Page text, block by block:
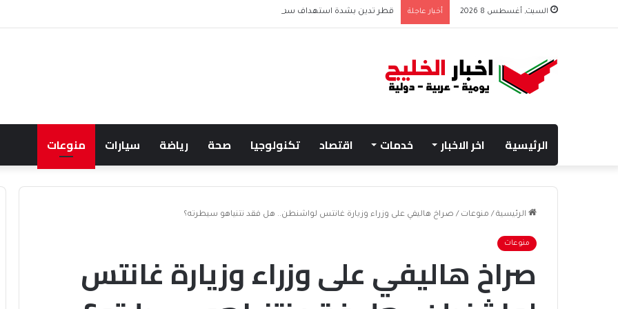
السبت, أغسطس 8 2026 أخبار عاجلة قطر تدين بشدة استهداف سفينة إماراتية تابعة لأدنوك بمضيق هرمز
الرئيسية اخر الاخبار خدمات اقتصاد تكنولوجيا صحة رياضة سيارات منوعات
الرئيسية / منوعات / صراخ هاليفي على وزراء وزيارة غانتس لواشنطن.. هل فقد نتنياهو سيطرته؟
منوعات
صراخ هاليفي على وزراء وزيارة غانتس